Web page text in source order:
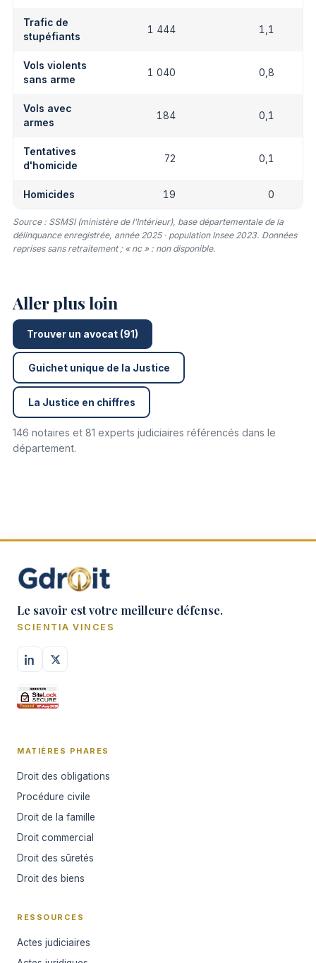
Trafic de
stupéfiants
1 444 1,1
Vols violents
sans arme
1 040 0,8
Vols avec
armes
184 0,1
Tentatives
d'homicide
72 0,1
Homicides 19 0
Source : SSMSI (ministère de l’Intérieur), base départementale de la
délinquance enregistrée, année 2025 · population Insee 2023. Données
reprises sans retraitement ; « nc » : non disponible.
Aller plus loin
Trouver un avocat (91)
Guichet unique de la Justice
La Justice en chiffres
146 notaires et 81 experts judiciaires référencés dans le
département.
Le savoir est votre meilleure défense.
SCIENTIA VINCES
MATIÈRES PHARES
Droit des obligations
Procédure civile
Droit de la famille
Droit commercial
Droit des sûretés
Droit des biens
RESSOURCES
Actes judiciaires